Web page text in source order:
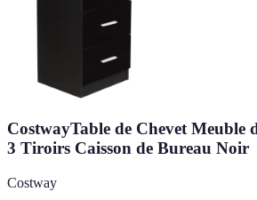
CostwayTable de Chevet Meuble
3 Tiroirs Caisson de Bureau Noir
Costway